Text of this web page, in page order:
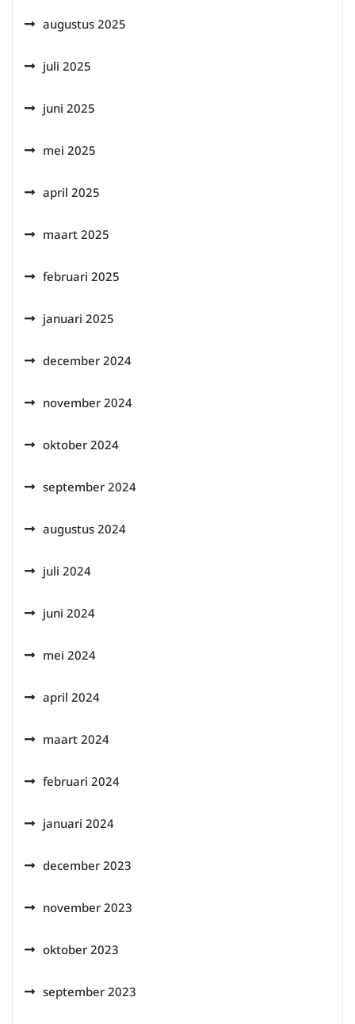
augustus 2025
juli 2025
juni 2025
mei 2025
april 2025
maart 2025
februari 2025
januari 2025
december 2024
november 2024
oktober 2024
september 2024
augustus 2024
juli 2024
juni 2024
mei 2024
april 2024
maart 2024
februari 2024
januari 2024
december 2023
november 2023
oktober 2023
september 2023